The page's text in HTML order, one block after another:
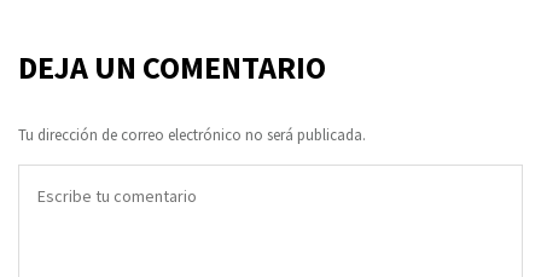
DEJA UN COMENTARIO
Tu dirección de correo electrónico no será publicada.